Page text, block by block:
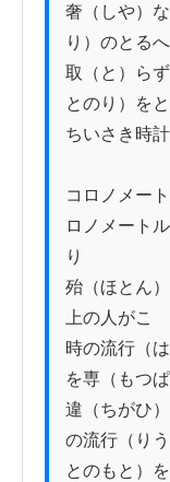
奢（しや）
り）のとる
取（と）ら
とのり）を
ちいさき時
コロノメー
ロノメート
り
殆（ほとん
上の人がこ
時の流行（
を専（もつ
違（ちがひ）
の流行（り
とのもと）